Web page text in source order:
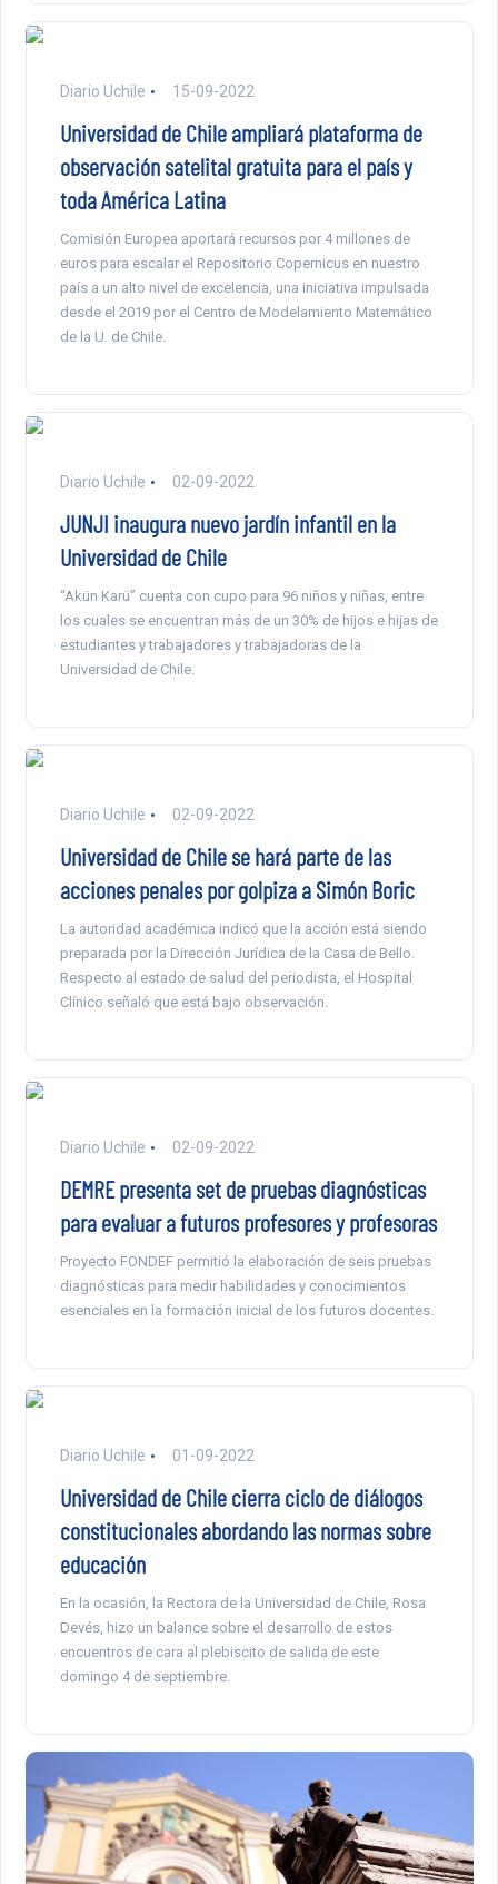
Diario Uchile 15-09-2022
Universidad de Chile ampliará plataforma de
observación satelital gratuita para el país y
toda América Latina
Comisión Europea aportará recursos por 4 millones de
euros para escalar el Repositorio Copernicus en nuestro
país a un alto nivel de excelencia, una iniciativa impulsada
desde el 2019 por el Centro de Modelamiento Matemático
de la U. de Chile.
Diario Uchile 02-09-2022
JUNJI inaugura nuevo jardín infantil en la
Universidad de Chile
“Akün Karü” cuenta con cupo para 96 niños y niñas, entre
los cuales se encuentran más de un 30% de hijos e hijas de
estudiantes y trabajadores y trabajadoras de la
Universidad de Chile.
Diario Uchile 02-09-2022
Universidad de Chile se hará parte de las
acciones penales por golpiza a Simón Boric
La autoridad académica indicó que la acción está siendo
preparada por la Dirección Jurídica de la Casa de Bello.
Respecto al estado de salud del periodista, el Hospital
Clínico señaló que está bajo observación.
Diario Uchile 02-09-2022
DEMRE presenta set de pruebas diagnósticas
para evaluar a futuros profesores y profesoras
Proyecto FONDEF permitió la elaboración de seis pruebas
diagnósticas para medir habilidades y conocimientos
esenciales en la formación inicial de los futuros docentes.
Diario Uchile 01-09-2022
Universidad de Chile cierra ciclo de diálogos
constitucionales abordando las normas sobre
educación
En la ocasión, la Rectora de la Universidad de Chile, Rosa
Devés, hizo un balance sobre el desarrollo de estos
encuentros de cara al plebiscito de salida de este
domingo 4 de septiembre.